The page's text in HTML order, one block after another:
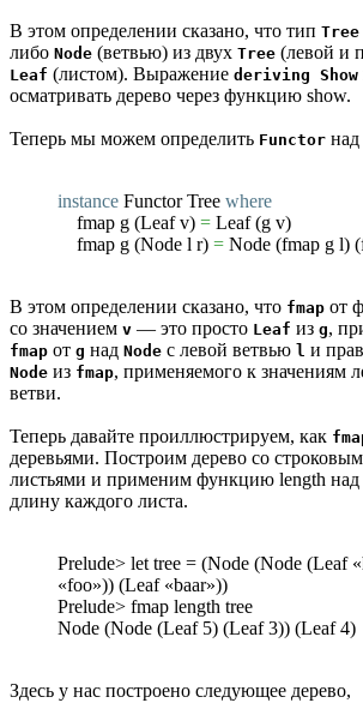
В этом определении сказано, что тип Tree
либо Node (ветвью) из двух Tree (левой и
Leaf (листом). Выражение deriving Show
осматривать дерево через функцию show.
Теперь мы можем определить Functor над
instance FunctorTree where
fmap g (Leaf v) = Leaf(g v)
fmap g (Node l r) = Node (fmap g l) (
В этом определении сказано, что fmap от
со значением v — это просто Leaf из g,
fmap от g над Node с левой ветвью l и
Node из fmap, применяемого к значениям
ветви.
Теперь давайте проиллюстрируем, как
деревьями. Построим дерево со
листьями и применим функцию length над
длину каждого листа.
Prelude> let tree = (Node (Node (Leaf
«foo»)) (Leaf «baar»))
Prelude> fmap length tree
Node (Node (Leaf 5) (Leaf 3)) (Leaf 4)
Здесь у нас построено следующее дерево,